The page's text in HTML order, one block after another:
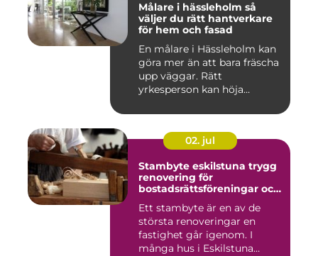
Målare i hässleholm så
väljer du rätt hantverkare
för hem och fasad
En målare i Hässleholm kan
göra mer än att bara fräscha
upp väggar. Rätt
yrkesperson kan höja
02. jul
Stambyte eskilstuna trygg
renovering för
bostadsrättsföreningar och
Ett stambyte är en av de
största renoveringar en
fastighet går igenom. I
många hus i Eskilstuna